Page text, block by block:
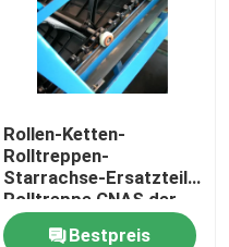
Rollen-Ketten-
Rolltreppen-
Starrachse-Ersatzteil-
Rolltreppe CNAS der
Neigungs-67,73
Bestpreis